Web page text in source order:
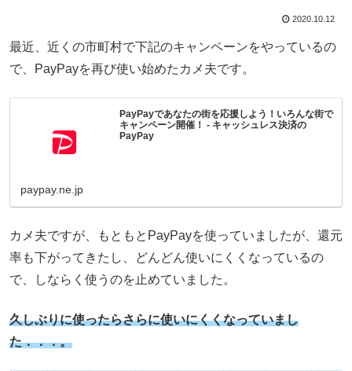
2020.10.12
最近、近くの市町村で下記のキャンペーンをやっているの
で、PayPayを再び使い始めたカメ夫です。
PayPayであなたの街を応援しよう！いろんな街で
キャンペーン開催！ - キャッシュレス決済の
PayPay
paypay.ne.jp
カメ夫ですが、もともとPayPayを使っていましたが、還元
率も下がってきたし、どんどん使いにくくなっているの
で、しならく使うのを止めていました。
久しぶりに使ったらさらに使いにくくなっていまし
た．．．。